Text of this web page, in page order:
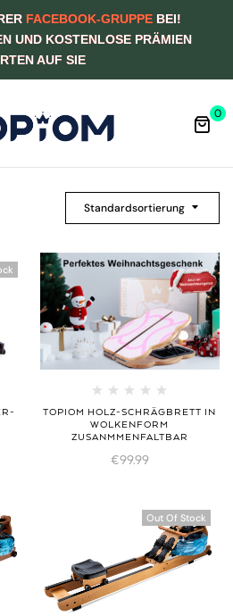
FACEBOOK-GRUPPEBEI!
UND KOSTENLOSE PRÄMIEN
AUF SIE
0
Standardsortierung
TOPIOM HOLZ-SCHRÄGBRETT IN
WOLKENFORM
ZUSANMMENFALTBAR
€99.99
Out Of Stock